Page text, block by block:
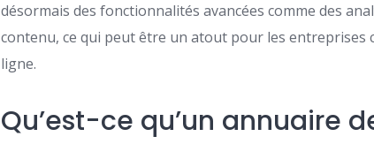
désormais des fonctionnalités avancées comme des
contenu, ce qui peut être un atout pour les entreprises
ligne.
Qu’est-ce qu’un annuaire